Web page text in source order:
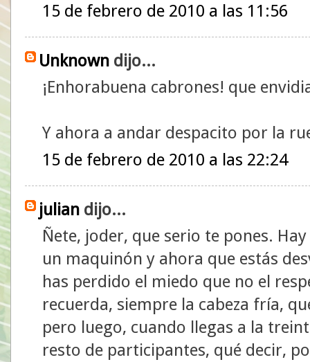
15 de febrero de 2010 a las 11:56
Unknown dijo...
¡Enhorabuena cabrones! que
Y ahora a andar despacito por la
15 de febrero de 2010 a las 22:24
julian dijo...
Ñete, joder, que serio te pones.
un maquinón y ahora que estás
has perdido el miedo que no el
recuerda, siempre la cabeza fría,
pero luego, cuando llegas a la
resto de participantes, qué decir,